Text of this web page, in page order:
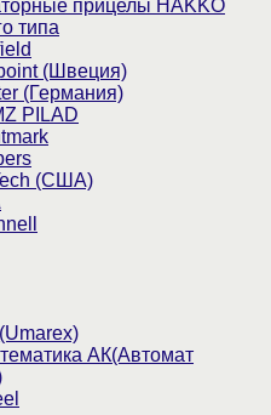
прицелы HAKKO
типа
(Швеция)
(Германия)
PILAD
(США)
АК(Автомат